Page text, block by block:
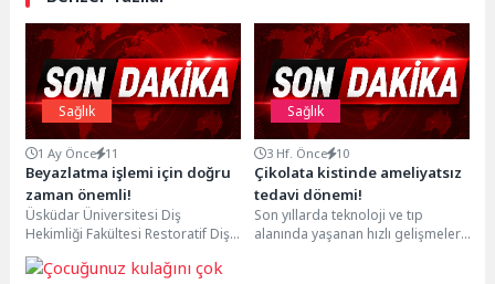
Sağlık
1 Ay Önce 11
Beyazlatma işlemi için doğru
zaman önemli!
Üsküdar Üniversitesi Diş
Hekimliği Fakültesi Restoratif Diş
Tedavisi Anabilim Dalı Başkanı Dr.
Öğr. Üyesi Özge...
Sağlık
3 Hf. Önce 10
Çikolata kistinde ameliyatsız
tedavi dönemi!
Son yıllarda teknoloji ve tıp
alanında yaşanan hızlı gelişmeler,